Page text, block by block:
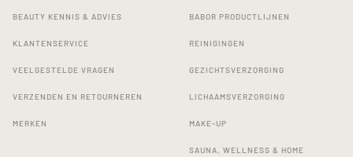
BEAUTY KENNIS & ADVIES
KLANTENSERVICE
VEELGESTELDE VRAGEN
VERZENDEN EN RETOURNEREN
MERKEN
BABOR PRODUCTLIJNEN
REINIGINGEN
GEZICHTSVERZORGING
LICHAAMSVERZORGING
MAKE-UP
SAUNA, WELLNESS & HOME